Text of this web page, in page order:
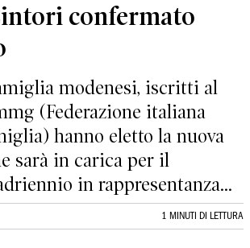
confermato
modenesi, iscritti al
(Federazione italiana
hanno eletto la nuova
sarà in carica per il
in rappresentanza...
1 MINUTI DI LETTURA